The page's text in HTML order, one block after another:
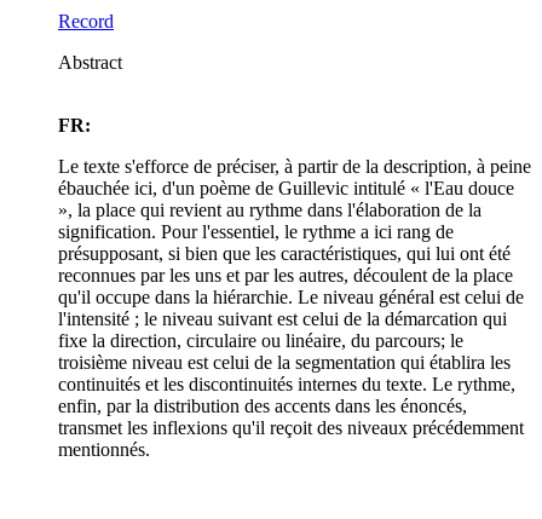
Record
Abstract
FR:
Le texte s'efforce de préciser, à partir de la description, à peine
ébauchée ici, d'un poème de Guillevic intitulé « l'Eau douce
», la place qui revient au rythme dans l'élaboration de la
signification. Pour l'essentiel, le rythme a ici rang de
présupposant, si bien que les caractéristiques, qui lui ont été
reconnues par les uns et par les autres, découlent de la place
qu'il occupe dans la hiérarchie. Le niveau général est celui de
l'intensité ; le niveau suivant est celui de la démarcation qui
fixe la direction, circulaire ou linéaire, du parcours; le
troisième niveau est celui de la segmentation qui établira les
continuités et les discontinuités internes du texte. Le rythme,
enfin, par la distribution des accents dans les énoncés,
transmet les inflexions qu'il reçoit des niveaux précédemment
mentionnés.